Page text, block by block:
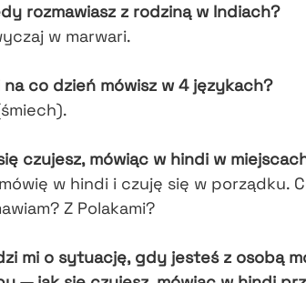
rozmawiasz z rodziną w Indiach?
w marwari.
na co dzień mówisz w 4 językach?
czujesz, mówiąc w hindi w
w hindi i czuję się w porządku.
Z Polakami?
mi o sytuację, gdy jesteś z osobą